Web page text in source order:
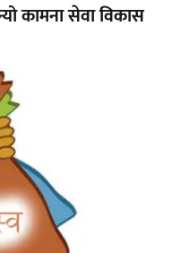
कामना सेवा विकास